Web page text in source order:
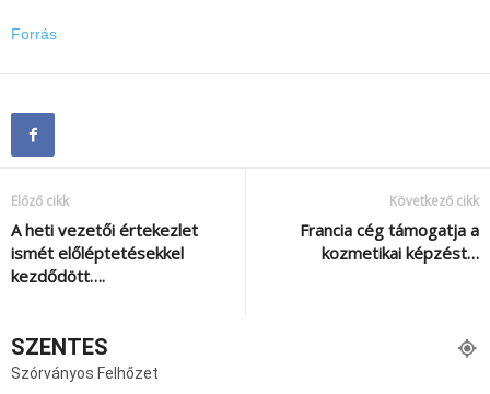
Forrás
Előző cikk
A heti vezetői értekezlet
ismét előléptetésekkel
kezdődött….
Következő cikk
Francia cég támogatja a
kozmetikai képzést…
SZENTES
Szórványos Felhőzet